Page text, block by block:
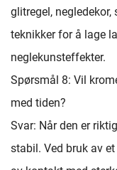
glitregel,
teknikker for å lage
neglekunsteffekter.
Spørsmål 8: Vil
med tiden?
Svar: Når den er
stabil. Ved bruk av